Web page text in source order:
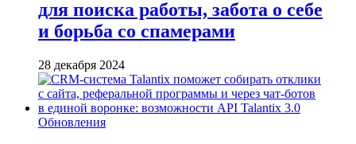
для поиска работы, забота о себе
и борьба со спамерами
28 декабря 2024
Обновления